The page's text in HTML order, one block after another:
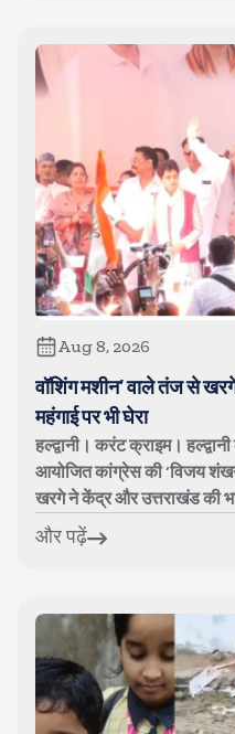
Aug 8, 2026
वॉशिंग मशीन’ वाले तंज से
महंगाई पर भी घेरा
हल्द्वानी। करंट क्राइम।
आयोजित कांग्रेस की ‘विजय
खरगे ने केंद्र और उत्तराखंड की
साधा। क...
और पढ़ें